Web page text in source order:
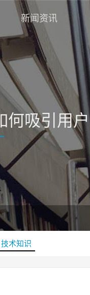
新闻资讯
何吸引用户
技术知识